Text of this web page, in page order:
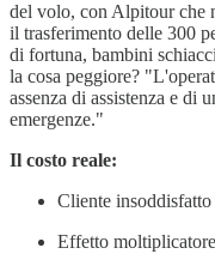
del volo, con Alpitour che
il trasferimento delle 300
di fortuna, bambini
la cosa peggiore?
assenza di assistenza e di
emergenze."
Il costo reale:
Cliente
Effetto